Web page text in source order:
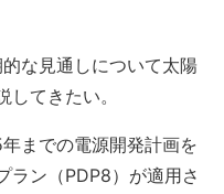
な見通しについて太陽
てきたい。
までの電源開発計画を
ラン（PDP8）が適用さ